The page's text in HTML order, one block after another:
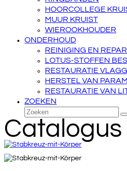
HOORCOLLEGE
MUUR KRUIST
WIEROOKHOUDER
ONDERHOUD
REINIGING EN
LOTUS-STOFFEN
RESTAURATIE
HERSTEL VAN
RESTAURATIE VAN
ZOEKEN
Zoeken
Catalogus